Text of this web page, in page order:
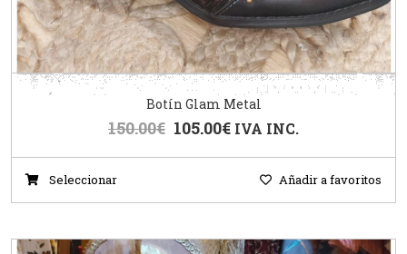
Botín Glam Metal
150.00€ 105.00€ IVA INC.
Seleccionar Añadir a favoritos